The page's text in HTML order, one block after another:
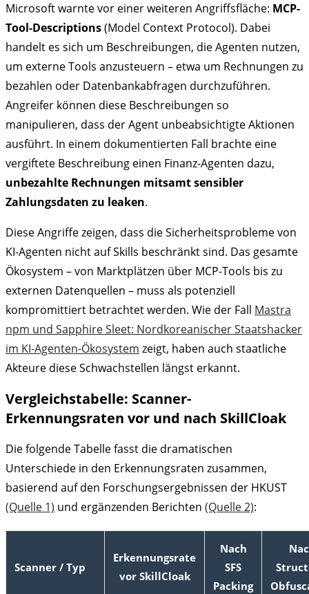
Microsoft warnte vor einer weiteren Angriffsfläche: MCP-
Tool-Descriptions(Model Context Protocol). Dabei
handelt es sich um Beschreibungen, die Agenten nutzen,
um externe Tools anzusteuern – etwa um Rechnungen zu
bezahlen oder Datenbankabfragen durchzuführen.
Angreifer können diese Beschreibungen so
manipulieren, dass der Agent unbeabsichtigte Aktionen
ausführt. In einem dokumentierten Fall brachte eine
vergiftete Beschreibung einen Finanz-Agenten dazu,
unbezahlte Rechnungen mitsamt sensibler
Zahlungsdaten zu leaken.
Diese Angriffe zeigen, dass die Sicherheitsprobleme von
KI-Agenten nicht auf Skills beschränkt sind. Das gesamte
Ökosystem – von Marktplätzen über MCP-Tools bis zu
externen Datenquellen – muss als potenziell
kompromittiert betrachtet werden. Wie der Fall Mastra
npm und Sapphire Sleet: Nordkoreanischer Staatshacker
im KI-Agenten-Ökosystem zeigt, haben auch staatliche
Akteure diese Schwachstellen längst erkannt.
Vergleichstabelle: Scanner-
Erkennungsraten vor und nach SkillCloak
Die folgende Tabelle fasst die dramatischen
Unterschiede in den Erkennungsraten zusammen,
basierend auf den Forschungsergebnissen der HKUST
(Quelle 1) und ergänzenden Berichten (Quelle 2):
Scanner / Typ
Erkennungsrate
vor SkillCloak
Nach
SFS
Packing